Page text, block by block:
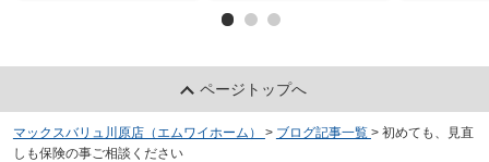
ページトップへ
マックスバリュ川原店（エムワイホーム） > ブログ記事一覧 > 初めても、見直
しも保険の事ご相談ください